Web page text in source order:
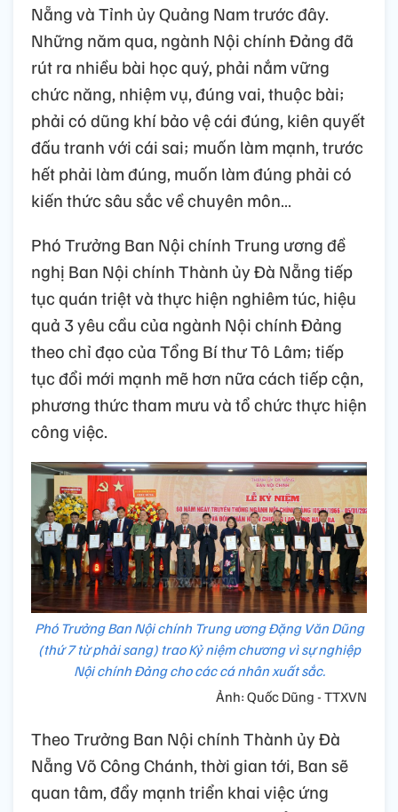
Nẵng và Tỉnh ủy Quảng Nam trước đây.
Những năm qua, ngành Nội chính Đảng đã
rút ra nhiều bài học quý, phải nắm vững
chức năng, nhiệm vụ, đúng vai, thuộc bài;
phải có dũng khí bảo vệ cái đúng, kiên quyết
đấu tranh với cái sai; muốn làm mạnh, trước
hết phải làm đúng, muốn làm đúng phải có
kiến thức sâu sắc về chuyên môn…
Phó Trưởng Ban Nội chính Trung ương đề
nghị Ban Nội chính Thành ủy Đà Nẵng tiếp
tục quán triệt và thực hiện nghiêm túc, hiệu
quả 3 yêu cầu của ngành Nội chính Đảng
theo chỉ đạo của Tổng Bí thư Tô Lâm; tiếp
tục đổi mới mạnh mẽ hơn nữa cách tiếp cận,
phương thức tham mưu và tổ chức thực hiện
công việc.
Phó Trưởng Ban Nội chính Trung ương Đặng Văn Dũng
(thứ 7 từ phải sang) trao Kỷ niệm chương vì sự nghiệp
Nội chính Đảng cho các cá nhân xuất sắc.
Ảnh: Quốc Dũng - TTXVN
Theo Trưởng Ban Nội chính Thành ủy Đà
Nẵng Võ Công Chánh, thời gian tới, Ban sẽ
quan tâm, đẩy mạnh triển khai việc ứng